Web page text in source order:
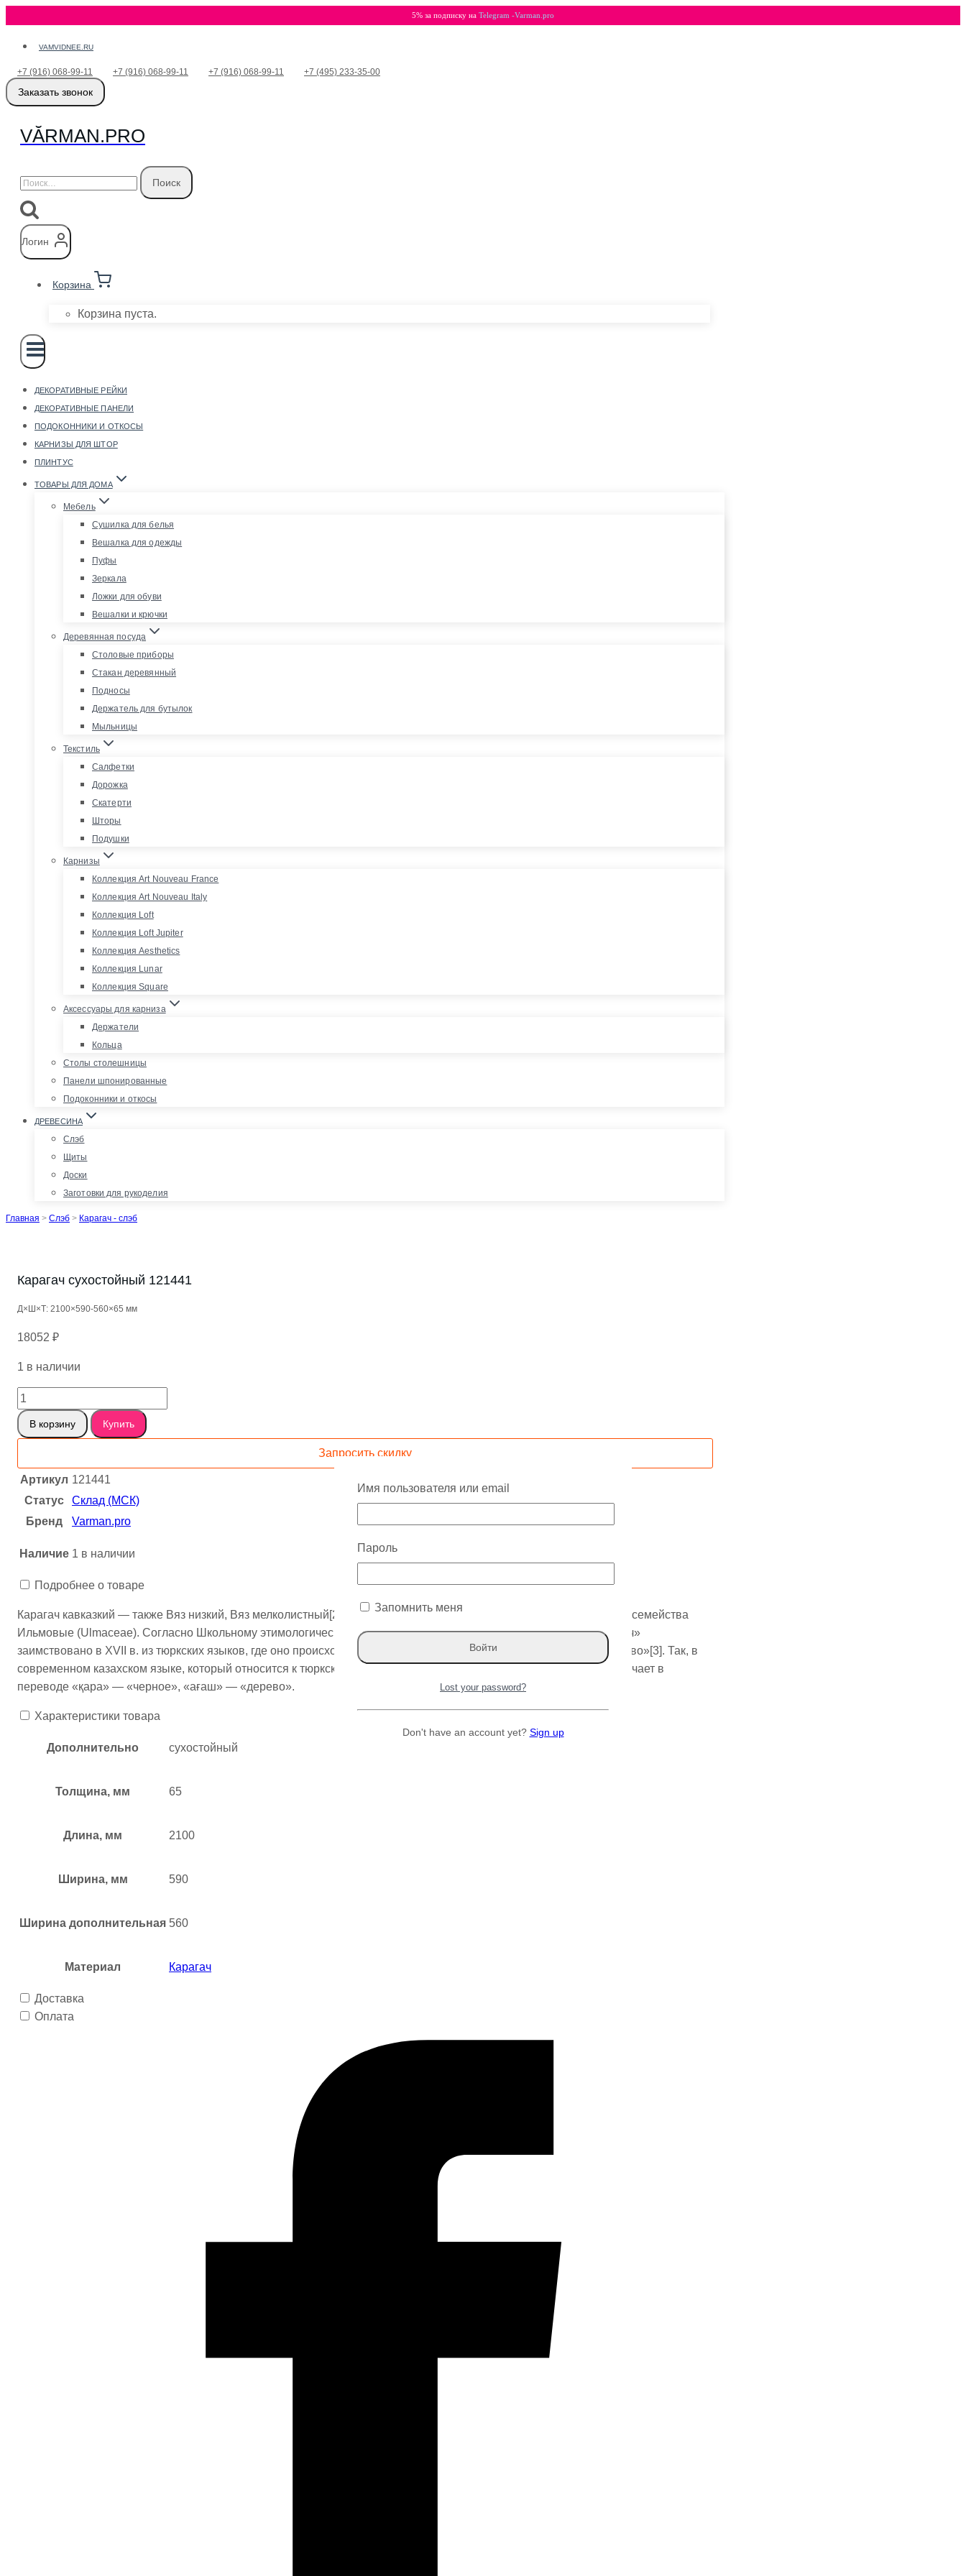
5% за подписку на Telegram -Varman.pro
Перейти
содержимому
VAMVIDNEE.RU
+7 (916) 068-99-11 +7 (916) 068-99-11 +7 (916) 068-99-11 +7 (495) 233-35-00
Заказать звонок
VӐRMAN.PRO
Найти:
Логин
Корзина
Корзина пуста.
ДЕКОРАТИВНЫЕ РЕЙКИ
ДЕКОРАТИВНЫЕ ПАНЕЛИ
ПОДОКОННИКИ И ОТКОСЫ
КАРНИЗЫ ДЛЯ ШТОР
ПЛИНТУС
ТОВАРЫ ДЛЯ ДОМА
Мебель
Сушилка для белья
Вешалка для одежды
Пуфы
Зеркала
Ложки для обуви
Вешалки и крючки
Деревянная посуда
Столовые приборы
Стакан деревянный
Подносы
Держатель для бутылок
Мыльницы
Текстиль
Салфетки
Дорожка
Скатерти
Шторы
Подушки
Карнизы
Коллекция Art Nouveau France
Коллекция Art Nouveau Italy
Коллекция Loft
Коллекция Loft Jupiter
Коллекция Aesthetics
Коллекция Lunar
Коллекция Square
Аксессуары для карниза
Держатели
Кольца
Столы столешницы
Панели шпонированные
Подоконники и откосы
ДРЕВЕСИНА
Слэб
Щиты
Доски
Заготовки для рукоделия
Главная > Слэб > Карагач - слэб
Карагач сухостойный 121441
Д×Ш×Т: 2100×590-560×65 мм
18052 ₽
1 в наличии
Количество
товара
Карагач
121441
В корзину Купить
Запросить скидку
Артикул 121441
Статус
Склад (МСК)
Бренд
Varman.pro
Наличие 1 в наличии
Подробнее о товаре
Карагач кавказкий — также Вяз низкий, Вяз мелколистный[2] (лат. Ulmus pumila) — вид деревьев рода Вяз (Ulmus) семейства
Ильмовые (Ulmaceae). Согласно Школьному этимологическому словарю русского языка (2004), название «карагач»
заимствовано в XVII в. из тюркских языков, где оно происходит от сложения «кара» — «черное» и «агач» — «дерево»[3]. Так, в
современном казахском языке, который относится к тюркским языкам, дерево называется каз. қарағаш, что и означает в
переводе «қара» — «черное», «ағаш» — «дерево».
Характеристики товара
Дополнительно сухостойный
Толщина, мм 65
Длина, мм 2100
Ширина, мм 590
Ширина дополнительная 560
Материал Карагач
Доставка
Оплата
Имя пользователя или email
Пароль
Запомнить меня
Lost your password?
Don't have an account yet? Sign up